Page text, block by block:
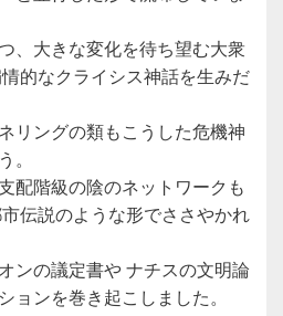
、大きな変化を待ち望む大衆
的なクライシス神話を生みだ
リングの類もこうした危機神
配階級の陰のネットワークも
伝説のような形でささやかれ
ンの議定書や ナチスの文明論
ョンを巻き起こしました。